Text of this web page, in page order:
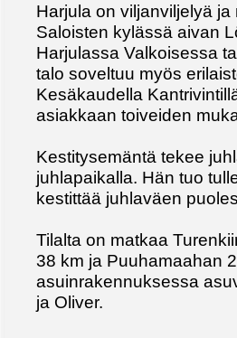
Harjula on viljanviljelyä
Saloisten kylässä aivan
Harjulassa Valkoisessa
talo soveltuu myös
Kesäkaudella
asiakkaan toiveiden
Kestitysemäntä tekee
juhlapaikalla. Hän tuo
kestittää juhlaväen
Tilalta on matkaa
38 km ja Puuhamaahan
asuinrakennuksessa
ja Oliver.